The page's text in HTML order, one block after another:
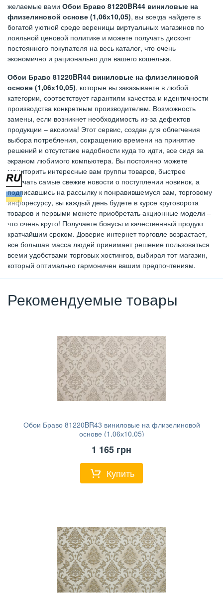
желаемые вами Обои Браво 81220BR44 виниловые на
флизелиновой основе (1,06х10,05), вы всегда найдете в
богатой уютной среде вереницы виртуальных магазинов по
лояльной ценовой политике и можете получать дисконт
постоянного покупателя на весь каталог, что очень
экономично и рационально для вашего кошелька.
Обои Браво 81220BR44 виниловые на флизелиновой
основе (1,06х10,05), которые вы заказываете в любой
категории, соответствует гарантиям качества и идентичности
производства конкретным производителем. Возможность
замены, если возникнет необходимость из-за дефектов
продукции – аксиома! Этот сервис, создан для облегчения
выбора потребления, сокращению времени на принятие
решений и отсутствие надобности куда то идти, все сидя за
экраном любимого компьютера. Вы постоянно можете
мониторить интересные вам группы товаров, быстрее
получать самые свежие новости о поступлении новинок, а
подписавшись на рассылку к понравившемуся вам, торговому
инфоресурсу, вы каждый день будете в курсе круговорота
товаров и первыми можете приобретать акционные модели –
что очень круто! Получаете бонусы и качественный продукт
кратчайшим сроком. Доверие интернет торговле возрастает,
все большая масса людей принимает решение пользоваться
всеми удобствами торговых хостингов, выбирая тот магазин,
который оптимально гармоничен вашим предпочтениям.
Рекомендуемые товары
Обои Браво 81220BR43 виниловые на флизелиновой
основе (1,06х10,05)
1 165 грн
Купить